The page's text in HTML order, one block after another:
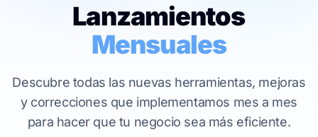
Lanzamientos
Mensuales
Descubre todas las nuevas herramientas, mejoras
y correcciones que implementamos mes a mes
para hacer que tu negocio sea más eficiente.